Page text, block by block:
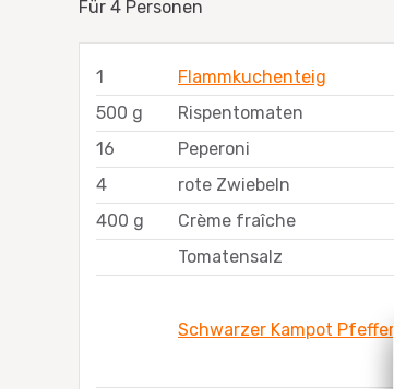
Für 4 Personen
1
Flammkuchenteig
500 g
Rispentomaten
16
Peperoni
4
rote Zwiebeln
400 g
Crème fraîche
Tomatensalz
Schwarzer Kampot Pfeffer